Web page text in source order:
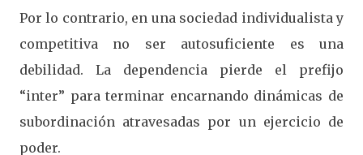
Por lo contrario, en una sociedad individualista y
competitiva no ser autosuficiente es una
debilidad. La dependencia pierde el prefijo
“inter” para terminar encarnando dinámicas de
subordinación atravesadas por un ejercicio de
poder.